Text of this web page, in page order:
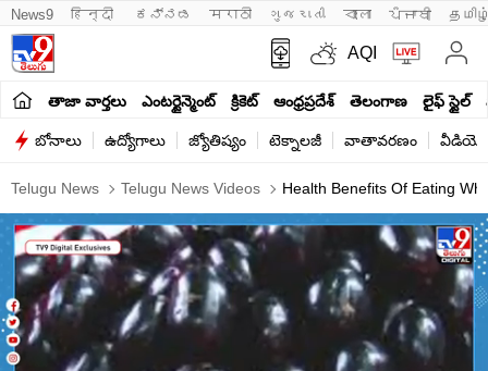
News9 हिन्दी ಕನ್ನಡ मराठी ગુજરાતી বাংলা ਪੰਜਾਬੀ
AQI
తాజా వార్తలు ఎంటర్టైన్మెంట్ క్రికెట్ ఆంధ్రప్రదేశ్ తెలంగాణ లైఫ్ స్టైల్
బోనాలు ఉద్యోగాలు జ్యోతిష్యం టెక్నాలజీ వాతావరణం
Telugu News Telugu News Videos Health Benefits Of Eating